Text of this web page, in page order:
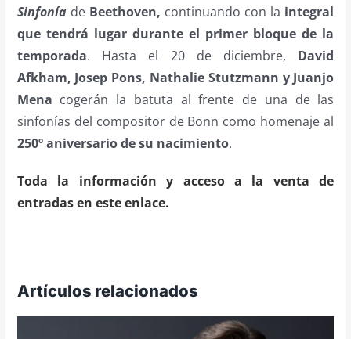
Sinfoníade Beethoven, continuando con la integral
que tendrá lugar durante el primer bloque de la
temporada. Hasta el 20 de diciembre, David
Afkham, Josep Pons, Nathalie Stutzmann y Juanjo
Mena cogerán la batuta al frente de una de las
sinfonías del compositor de Bonn como homenaje al
250º aniversario de su nacimiento.
Toda la información y acceso a la venta de
entradas en este enlace.
Artículos relacionados